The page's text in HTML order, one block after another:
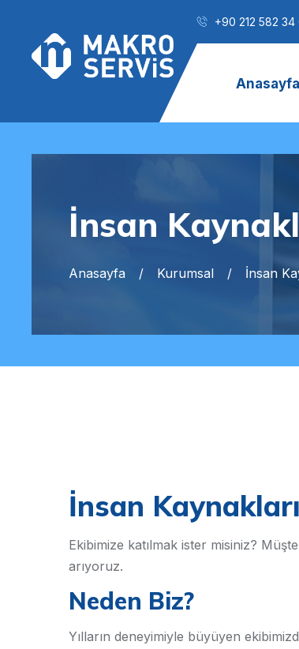
+90 212 582 34
Anasayfa
İnsan
Anasayfa Kurumsal İnsan
İnsan Kaynakları
Ekibimize katılmak ister misiniz?
arıyoruz.
Neden Biz?
Yılların deneyimiyle büyüyen